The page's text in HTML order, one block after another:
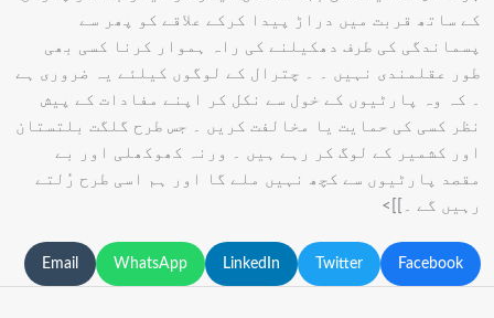
کے ساتھ قربت میں دراڑ پیدا کرکے علاقے کو پھر سے
پسماندگی کی طرف دھکیلنے کی راہ ہموار کرنا کسی بھی
طور عقلمندی نہیں ۔ ۔ چترال کے لوگوں کیلئے یہ ضروری ہے
۔ کہ وہ پارٹیوں کے خول سے نکل کر اپنے مفادات کے پیش
نظر کسی کی حمایت یا مخالفت کریں ۔ جس طرح گلگت بلتستان
اور کشمیر کے لوگ کر رہے ہیں ۔ ورنہ کھوکھلی اور بے
مقصد پارٹیوں سے کچھ نہیں ملے گا اور ہم اسی طرح رُلتے
رہیں گے ۔]]>
Facebook
Twitter
LinkedIn
WhatsApp
Email